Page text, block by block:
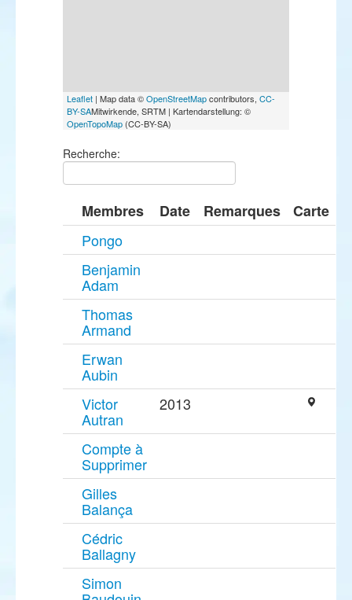
Leaflet | Map data ©OpenStreetMapcontributors, CC-
BY-SAMitwirkende, SRTM | Kartendarstellung: ©
OpenTopoMap (CC-BY-SA)
Recherche:
Membres Date Remarques
Carte
Pongo
Benjamin
Adam
Thomas
Armand
Erwan
Aubin
Victor
Autran
2013
Compte à
Supprimer
Gilles
Balança
Cédric
Ballagny
Simon